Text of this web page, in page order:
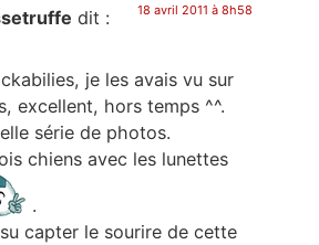
dit : 18 avril 2011 à 8h58
je les avais vu sur
excellent, hors temps ^^.
série de photos.
chiens avec les lunettes
.
capter le sourire de cette